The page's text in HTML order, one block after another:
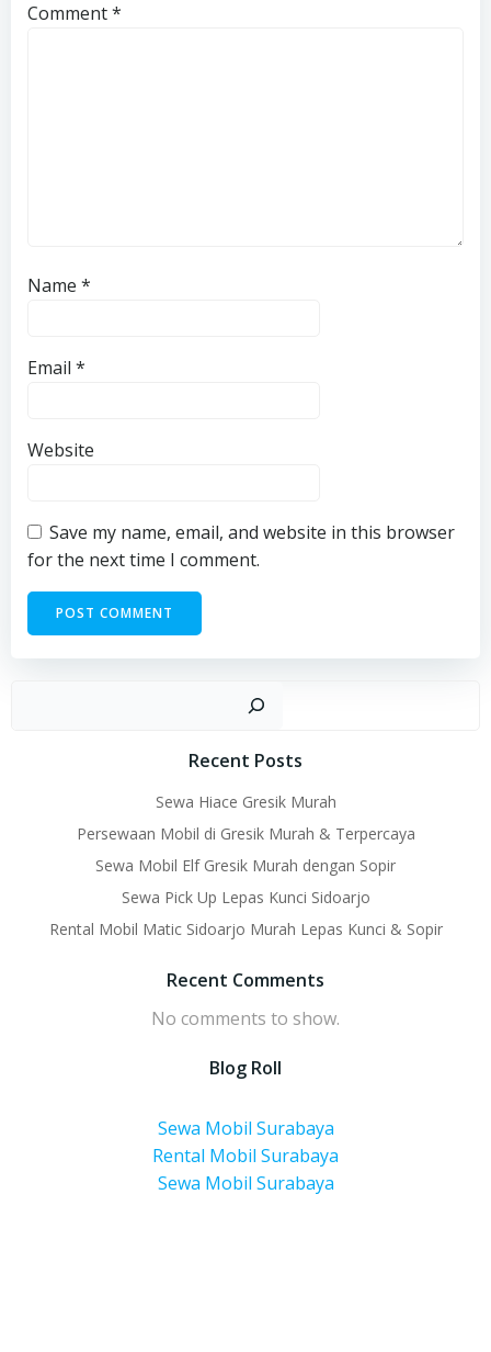
Comment*
Name *
Email *
Website
Save my name, email, and website in this browser
for the next time I comment.
Recent Posts
Sewa Hiace Gresik Murah
Persewaan Mobil di Gresik Murah & Terpercaya
Sewa Mobil Elf Gresik Murah dengan Sopir
Sewa Pick Up Lepas Kunci Sidoarjo
Rental Mobil Matic Sidoarjo Murah Lepas Kunci & Sopir
Recent Comments
No comments to show.
Blog Roll
Sewa Mobil Surabaya
Rental Mobil Surabaya
Sewa Mobil Surabaya